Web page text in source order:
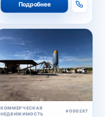
Подробнее
КОММЕРЧЕСКАЯ
НЕДВИЖИМОСТЬ
#000287